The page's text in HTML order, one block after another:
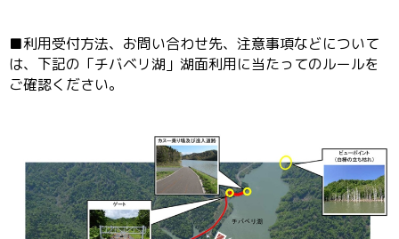
■利用受付方法、お問い合わせ先、注意事項などについて
は、下記の「チバベリ湖」湖面利用に当たってのルールを
ご確認ください。